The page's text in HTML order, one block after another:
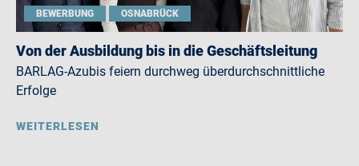
BEWERBUNG OSNABRÜCK
Von der Ausbildung bis in die Geschäftsleitung
BARLAG-Azubis feiern durchweg überdurchschnittliche
Erfolge
WEITERLESEN